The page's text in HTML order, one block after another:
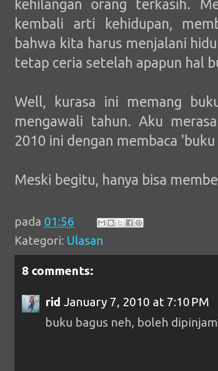
kehilangan orang terkasih.
kembali arti kehidupan,
bahwa kita harus menjalani
tetap ceria setelah apapun hal
Well, kurasa ini memang
mengawali tahun. Aku
2010 ini dengan membaca
Meski begitu, hanya bisa
pada 01:56
Kategori: Ulasan
8 comments:
rid January 7, 2010 at 7:10 PM
buku bagus neh, boleh